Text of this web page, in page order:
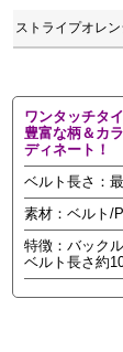
ストライプオレン
ワンタッチタ
豊富な柄＆カ
ディネート！
ベルト長さ：
素材：ベルト/
特徴：バック
ベルト長さ約